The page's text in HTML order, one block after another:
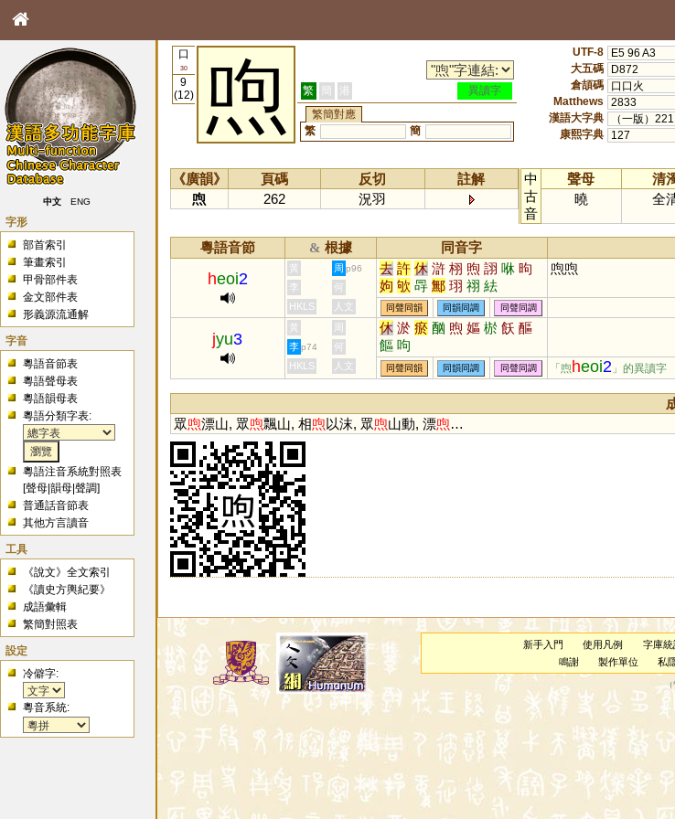
中文 ENG
字形
部首索引
筆畫索引
甲骨部件表
金文部件表
形義源流通解
字音
粵語音節表
粵語聲母表
粵語韻母表
粵語分類字表:
粵語注音系統對照表
[聲母 |韻母 |聲調]
普通話音節表
其他方言讀音
工具
《說文》全文索引
《讀史方輿紀要》
成語彙輯
繁簡對照表
設定
冷僻字:
粵音系統:
口
30
9
(12)
喣 繁 簡 港
異讀字
繁簡對應
繁
簡
UTF-8
E5 96 A3
大五碼
D872
倉頡碼
口口火
Matthews
2833
漢語大字典
（一版）
康熙字典
127
《廣韻》 頁碼 反切
註解
喣
262 況羽
中
古
音
聲母 清
曉
全
粵語音節 & 根據 同音字
heoi2
黃 周 p96 去 許 休 滸 栩 煦 詡 咻 昫
姁 欨 冔 鄦 珝 祤 紶
喣喣
李
何
HKLS
人文 同聲同韻 同韻同調 同聲同調
jyu3
黃 周 休 淤 瘀 酗 煦 嫗 棜 飫 醧
饇 呴
李 p74
何
HKLS
人文 同聲同韻 同韻同調 同聲同調 「喣 heoi2 」的異讀字
眾喣漂山, 眾喣飄山, 相喣以沫, 眾喣山動, 漂喣…
新手入門 使用凡例 字庫統
鳴謝
製作單位 私
（